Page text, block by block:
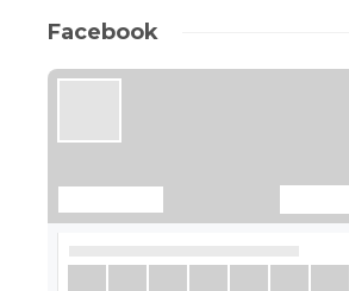
Facebook